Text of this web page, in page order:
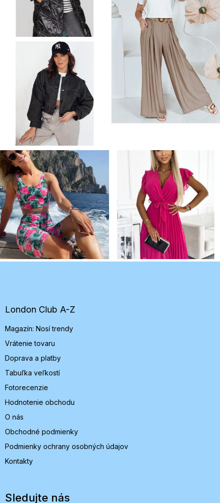
e
London Club A-Z
Magazín: Nosí trendy
Vrátenie tovaru
Doprava a platby
Tabuľka veľkostí
Fotorecenzie
Hodnotenie obchodu
O nás
Obchodné podmienky
Podmienky ochrany osobných údajov
Kontakty
Sledujte nás